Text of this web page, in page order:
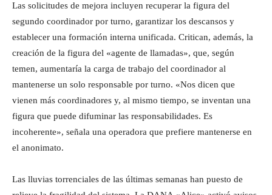
Las solicitudes de mejora incluyen recuperar la figura del
segundo coordinador por turno, garantizar los descansos y
establecer una formación interna unificada. Critican, además, la
creación de la figura del «agente de llamadas», que, según
temen, aumentaría la carga de trabajo del coordinador al
mantenerse un solo responsable por turno. «Nos dicen que
vienen más coordinadores y, al mismo tiempo, se inventan una
figura que puede difuminar las responsabilidades. Es
incoherente», señala una operadora que prefiere mantenerse en
el anonimato.
Las lluvias torrenciales de las últimas semanas han puesto de